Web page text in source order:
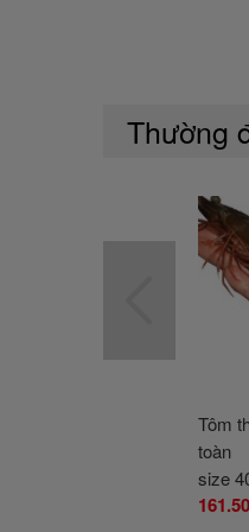
Thường
Tôm
toàn
size